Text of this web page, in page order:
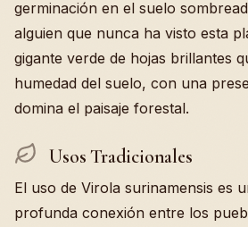
germinación en el suelo
alguien que nunca ha visto esta
gigante verde de hojas brillantes
humedad del suelo, con una
domina el paisaje forestal.
Usos Tradicionales
El uso de Virola surinamensis es
profunda conexión entre los